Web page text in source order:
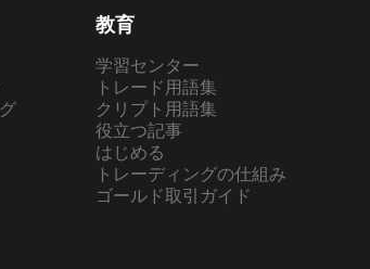
教育
学習センター
トレード用語集
クリプト用語集
役立つ記事
はじめる
トレーディングの仕組み
ゴールド取引ガイド